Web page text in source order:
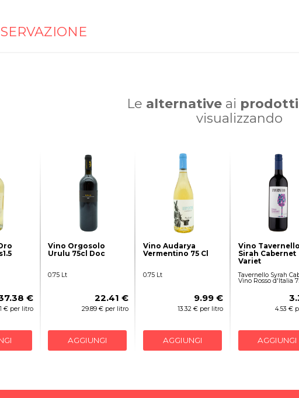
Le alternativeai prodotti
visualizzando
€
€ per litro
Vino Orgosolo
Urulu 75cl Doc
0.75 Lt
22.41 €
29.89 € per litro
AGGIUNGI
Vino Audarya
Vermentino 75 Cl
0.75 Lt
9.99 €
13.32 € per litro
AGGIUNGI
Vino Tavernello
Sirah Cabernet
Variet
Tavernello Syrah
Vino Rosso d'Italia
4.53 €
AGGIUNGI